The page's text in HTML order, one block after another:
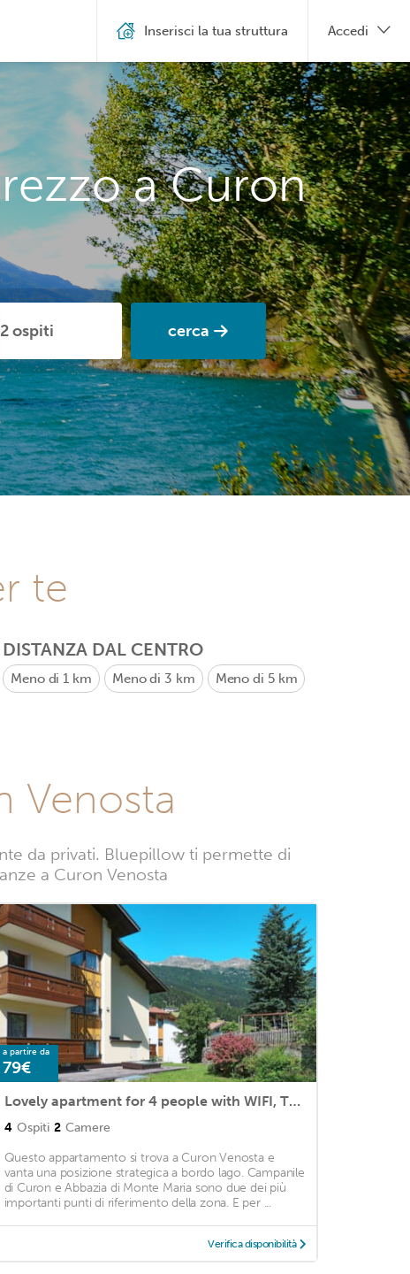
a Curon
cerca
Inserisci la tua struttura Accedi
te
DISTANZA DAL CENTRO
Meno di 1 km Meno di 3 km Meno di 5 km
Venosta
da privati. Bluepillow ti permette di
a Curon Venosta
a partire da
79€
Lovely apartment for 4 people with WIFI, TV, pets allowed and parking
4 Ospiti 2 Camere
Questo appartamento si trova a Curon Venosta e
vanta una posizione strategica a bordo lago. Campanile
di Curon e Abbazia di Monte Maria sono due dei più
importanti punti di riferimento della zona. E per ...
Verifica disponibilità